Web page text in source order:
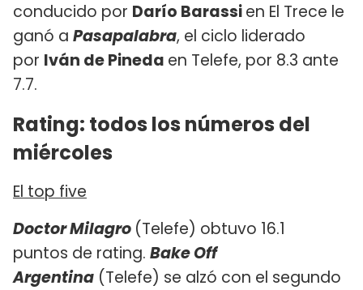
conducido por Darío Barassien El Trece le
ganó a Pasapalabra, el ciclo liderado
por Iván de Pineda en Telefe, por 8.3 ante
7.7.
Rating: todos los números del
miércoles
El top five
Doctor Milagro (Telefe) obtuvo 16.1
puntos de rating. Bake Off
Argentina (Telefe) se alzó con el segundo